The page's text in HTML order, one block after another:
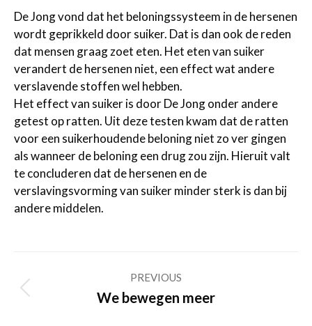
De Jong vond dat het beloningssysteem in de hersenen
wordt geprikkeld door suiker. Dat is dan ook de reden
dat mensen graag zoet eten. Het eten van suiker
verandert de hersenen niet, een effect wat andere
verslavende stoffen wel hebben.
Het effect van suiker is door De Jong onder andere
getest op ratten. Uit deze testen kwam dat de ratten
voor een suikerhoudende beloning niet zo ver gingen
als wanneer de beloning een drug zou zijn. Hieruit valt
te concluderen dat de hersenen en de
verslavingsvorming van suiker minder sterk is dan bij
andere middelen.
navigation
PREVIOUS
Previous
We bewegen meer